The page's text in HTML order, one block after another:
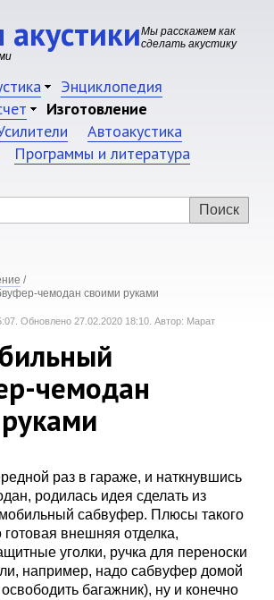
Мы расскажем как
сделать акустику
Энциклопедия
Изготовление
Автоакустика
Программы и литература
/
чемодан своими руками
Обновлено 27.02.2020 18:10. Автор: Марат
чемодан
раз в гараже, и наткнувшись
родилась идея сделать из
сабвуфер. Плюсы такого
внешняя отделка,
уголки, ручка для переноски
например, надо сабвуфер домой
багажник), ну и конечно